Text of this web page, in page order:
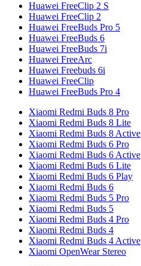
Huawei FreeClip 2 S
Huawei FreeClip 2
Huawei FreeBuds Pro 5
Huawei FreeBuds 6
Huawei FreeBuds 7i
Huawei FreeArc
Huawei Freebuds 6i
Huawei FreeClip
Huawei FreeBuds Pro 4
Xiaomi Redmi Buds 8 Pro
Xiaomi Redmi Buds 8 Lite
Xiaomi Redmi Buds 8 Active
Xiaomi Redmi Buds 6 Pro
Xiaomi Redmi Buds 6 Active
Xiaomi Redmi Buds 6 Lite
Xiaomi Redmi Buds 6 Play
Xiaomi Redmi Buds 6
Xiaomi Redmi Buds 5 Pro
Xiaomi Redmi Buds 5
Xiaomi Redmi Buds 4 Pro
Xiaomi Redmi Buds 4
Xiaomi Redmi Buds 4 Active
Xiaomi OpenWear Stereo